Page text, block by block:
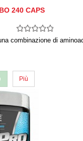
240 CAPS
combinazione di
Più